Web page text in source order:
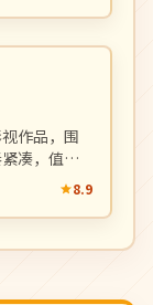
作品，围
凑，值得
8.9